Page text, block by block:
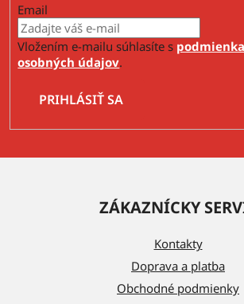
Email
Vložením e-mailu súhlasíte s
osobných údajov.
PRIHLÁSIŤ SA
ZÁKAZNÍCKY
Kontakty
Doprava a platba
Obchodné podmienky